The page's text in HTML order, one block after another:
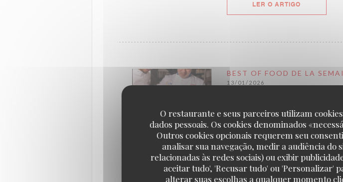
O restaurante e seus parceiros utilizam
dados pessoais. Os cookies denominados
Outros cookies opcionais requerem seu
analisar sua navegação, medir a audiência
relacionadas às redes sociais) ou exibir
aceitar tudo', 'Recusar tudo' ou 'Personalizar'
alterar suas escolhas a qualquer momento
LER O ARTIGO
BEST OF FOOD DE LA
13/01/2026
La gourmandise : Bistrot so chic
L'art du bistrot parisien débarque
ce début d'année les
œufs Meurette, volaille sauce au